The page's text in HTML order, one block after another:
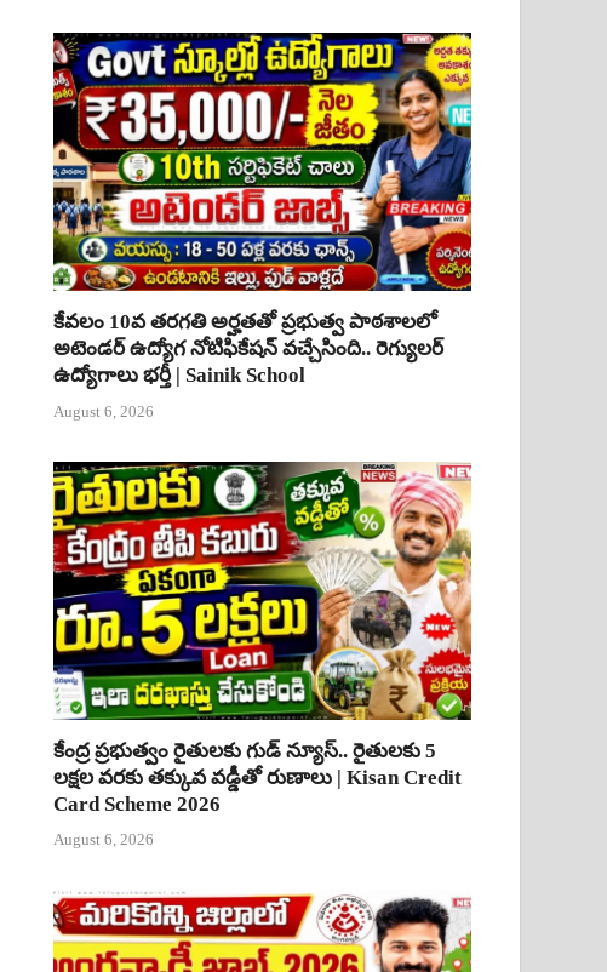
కేవలం 10వ తరగతి అర్హతతో ప్రభుత్వ పాఠశాలలో
అటెండర్ ఉద్యోగ నోటిఫికేషన్ వచ్చేసింది.. రెగ్యులర్
ఉద్యోగాలు భర్తీ | Sainik School
August 6, 2026
కేంద్ర ప్రభుత్వం రైతులకు గుడ్ న్యూస్.. రైతులకు 5
లక్షల వరకు తక్కువ వడ్డీతో రుణాలు | Kisan Credit
Card Scheme 2026
August 6, 2026